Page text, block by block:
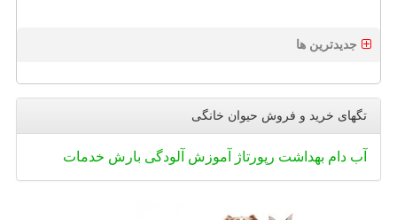
جدیدترین ها
تگهای خرید و فروش حیوان خانگی
آب دام بهداشت رپورتاژ آموزش آلودگی بارش خدمات